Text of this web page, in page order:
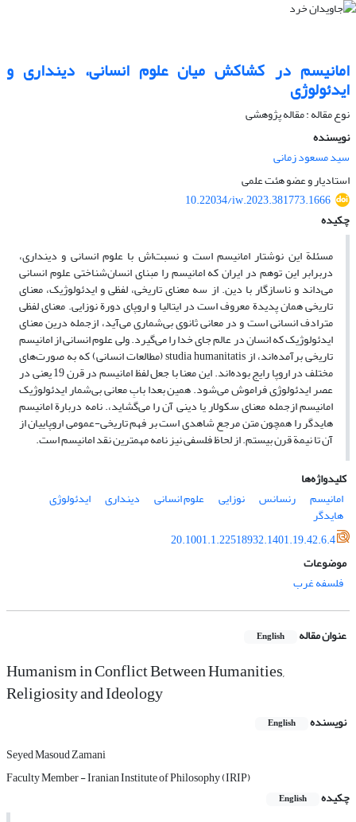
امانیسم در کشاکش میان علوم انسانی، دینداری و
ایدئولوژی
نوع مقاله : مقاله پژوهشی
نویسنده
سید مسعود زمانی
استادیار و عضو هئت علمی
10.22034/iw.2023.381773.1666
چکیده
مسئلة این نوشتار امانیسم است و نسبت‌اش با علوم انسانی و دینداری،
دربرابر این توهم در ایران که امانیسم را مبنای انسان‌شناختی علوم انسانی
می‌داند و ناسازگار با دین. از سه معنای تاریخی، لفظی و ایدئولوژیک، معنای
تاریخی همان پدیدة معروف است در ایتالیا و اروپای دورة نوزایی. معنای لفظی
مترادف انسانی است و در معانی ثانوی بی‌شماری می‌آید، ازجمله درین معنای
ایدئولوژیک که انسان در عالم جای خدا را می‌گیرد. ولی علوم انسانی از امانیسم
تاریخی برآمده‌اند، از studia humanitatis (مطالعات انسانی) که به صورت‌های
مختلف در اروپا رایج بوده‌اند. این معنا با جعل لفظ امانیسم در قرن 19 یعنی در
عصر ایدئولوژی فراموش می‌شود. همین بعدا بابِ معانی بی‌شمار ایدئولوژیک
امانیسم ازجمله معنای سکولار یا دینی آن را می‌گشاید،. نامه دربارة امانیسم
هایدگر را همچون متن مرجع شاهدی است بر فهم تاریخی-عمومی اروپاییان از
آن تا نیمة قرن بیستم. از لحاظ فلسفی نیز نامه مهمترین نقد امانیسم است.
کلیدواژه‌ها
امانیسم
رنسانس نوزایی علوم انسانی دینداری ایدئولوژی
هایدگر
20.1001.1.22518932.1401.19.42.6.4
موضوعات
فلسفه غرب
عنوان مقاله English
Humanism in Conflict Between Humanities,
Religiosity and Ideology
نویسنده English
Seyed Masoud Zamani
Faculty Member - Iranian Institute of Philosophy (IRIP)
چکیده
English